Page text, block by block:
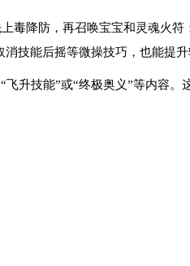
毒降防，再召唤宝宝和灵魂火符
技能后摇等微操技巧，也能提升
升技能”或“终极奥义”等内容。